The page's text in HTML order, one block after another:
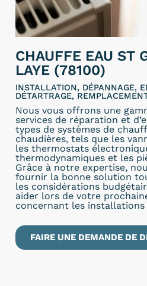
CHAUFFE EAU ST
LAYE (78100)
INSTALLATION, DÉPANNAGE,
DÉTARTRAGE,
Nous vous offrons une
services de réparation et
types de systèmes de
chaudières, tels que les
les thermostats
thermodynamiques et les
Grâce à notre expertise,
fournir la bonne solution
les considérations
aider lors de votre
concernant les installations
FAIRE UNE DEMANDE DE